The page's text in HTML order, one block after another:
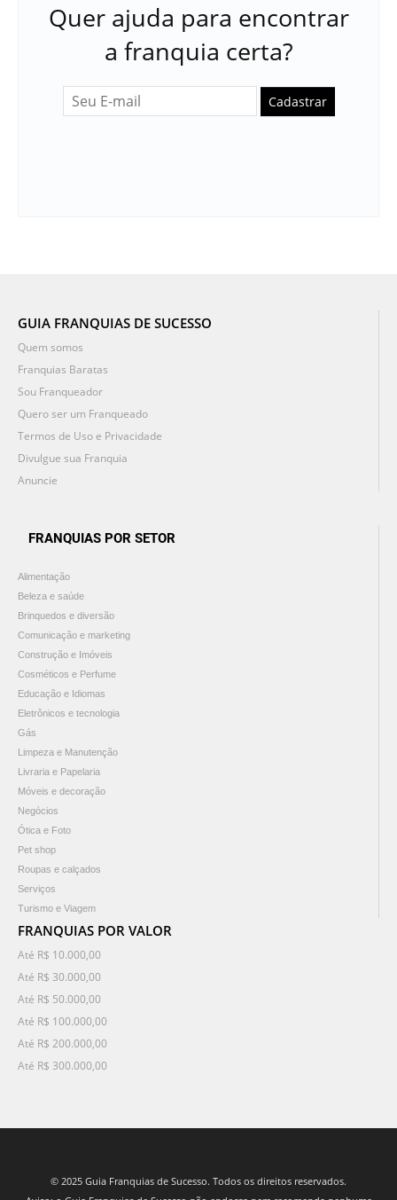
Quer ajuda para encontrar
a franquia certa?
Cadastrar
GUIA FRANQUIAS DE SUCESSO
Quem somos
Franquias Baratas
Sou Franqueador
Quero ser um Franqueado
Termos de Uso e Privacidade
Divulgue sua Franquia
Anuncie
FRANQUIAS POR SETOR
Alimentação
Beleza e saúde
Brinquedos e diversão
Comunicação e marketing
Construção e Imóveis
Cosméticos e Perfume
Educação e Idiomas
Eletrônicos e tecnologia
Gás
Limpeza e Manutenção
Livraria e Papelaria
Móveis e decoração
Negócios
Ótica e Foto
Pet shop
Roupas e calçados
Serviços
Turismo e Viagem
FRANQUIAS POR VALOR
Até R$ 10.000,00
Até R$ 30.000,00
Até R$ 50.000,00
Até R$ 100.000,00
Até R$ 200.000,00
Até R$ 300.000,00
© 2025 Guia Franquias de Sucesso. Todos os direitos reservados.